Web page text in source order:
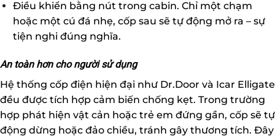
Điều khiển bằng nút trong cabin. Chỉ một chạm
hoặc một cú đá nhẹ, cốp sau sẽ tự động mở ra – sự
tiện nghi đúng nghĩa.
An toàn hơn cho người sử dụng
Hệ thống cốp điện hiện đại như Dr.Door và Icar Elligate
đều được tích hợp cảm biến chống kẹt. Trong trường
hợp phát hiện vật cản hoặc trẻ em đứng gần, cốp sẽ tự
động dừng hoặc đảo chiều, tránh gây thương tích. Đây